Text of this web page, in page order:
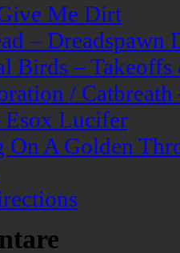
Me Dirt
– Dreadspawn
Birds –
/
Esox Lucifer
On A Golden